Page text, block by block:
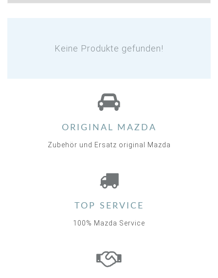
Keine Produkte gefunden!
ORIGINAL MAZDA
Zubehör und Ersatz original Mazda
TOP SERVICE
100% Mazda Service